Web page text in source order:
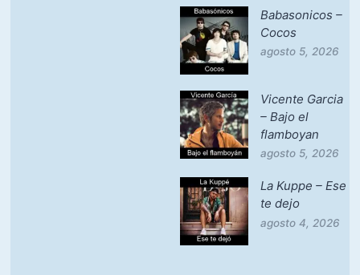
Babasonicos –
Cocos
agosto 5, 2026
Vicente Garcia
– Bajo el
flamboyan
agosto 5, 2026
La Kuppe – Ese
te dejo
agosto 4, 2026